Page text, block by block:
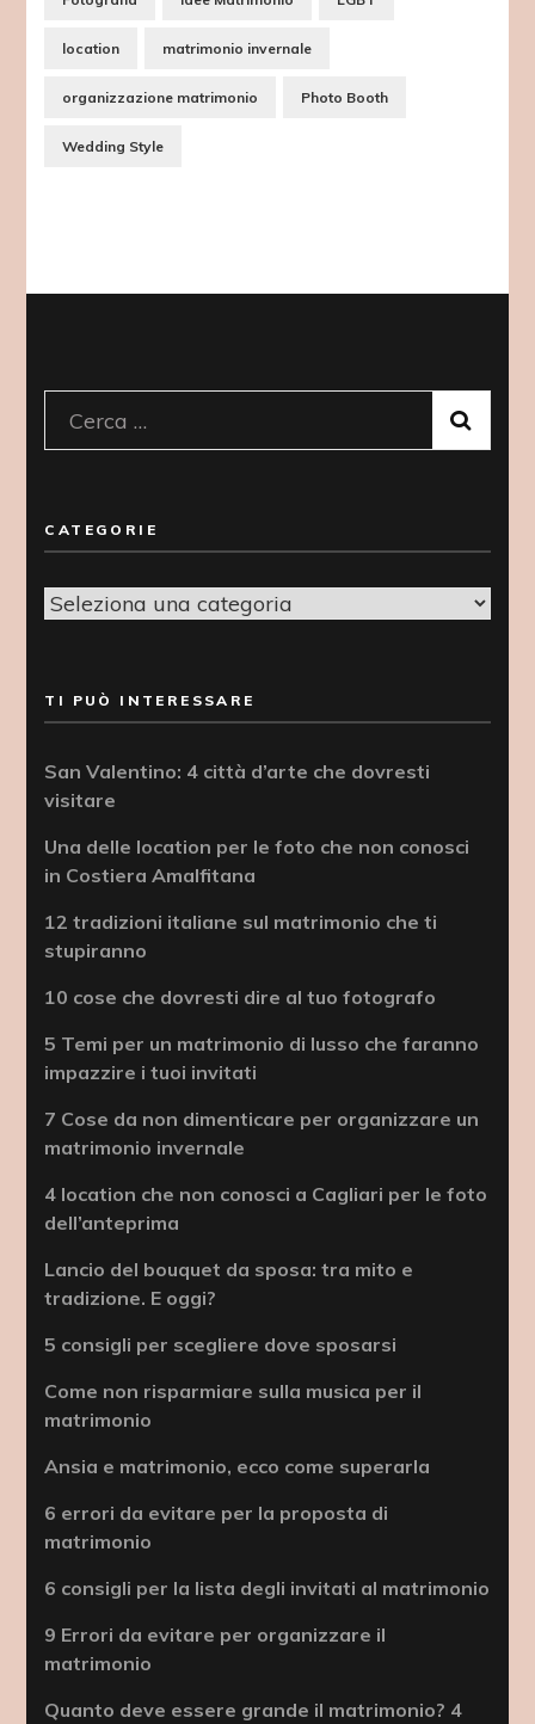
location matrimonio invernale
organizzazione matrimonio Photo Booth
Wedding Style
Ricerca
per:
CATEGORIE
Categorie
TI PUÒ INTERESSARE
San Valentino: 4 città d’arte che dovresti
visitare
Una delle location per le foto che non conosci
in Costiera Amalfitana
12 tradizioni italiane sul matrimonio che ti
stupiranno
10 cose che dovresti dire al tuo fotografo
5 Temi per un matrimonio di lusso che faranno
impazzire i tuoi invitati
7 Cose da non dimenticare per organizzare un
matrimonio invernale
4 location che non conosci a Cagliari per le foto
dell’anteprima
Lancio del bouquet da sposa: tra mito e
tradizione. E oggi?
5 consigli per scegliere dove sposarsi
Come non risparmiare sulla musica per il
matrimonio
Ansia e matrimonio, ecco come superarla
6 errori da evitare per la proposta di
matrimonio
6 consigli per la lista degli invitati al matrimonio
9 Errori da evitare per organizzare il
matrimonio
Quanto deve essere grande il matrimonio? 4